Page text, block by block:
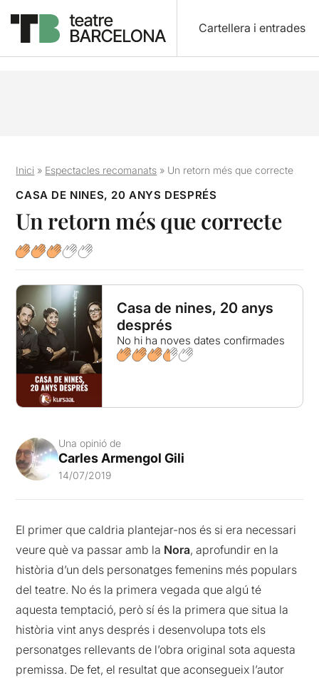
Cartellera i entrades
Inici » Espectacles recomanats » Un retorn més que correcte
CASA DE NINES, 20 ANYS DESPRÉS
Un retorn més que correcte
Casa de nines, 20 anys
després
No hi ha noves dates confirmades
Una opinió de
Carles Armengol Gili
14/07/2019
El primer que caldria plantejar-nos és si era necessari
veure què va passar amb la Nora, aprofundir en la
història d’un dels personatges femenins més populars
del teatre. No és la primera vegada que algú té
aquesta temptació, però sí és la primera que situa la
història vint anys després i desenvolupa tots els
personatges rellevants de l’obra original sota aquesta
premissa. De fet, el resultat que aconsegueix l’autor